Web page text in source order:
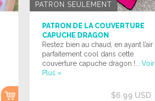
PATRON SEULEMENT
PATRON DE LA COUVERTURE
CAPUCHE DRAGON
Restez bien au chaud, en ayant l’air
parfaitement cool dans cette
couverture capuche dragon !... Voir
Plus »
$6.99 USD